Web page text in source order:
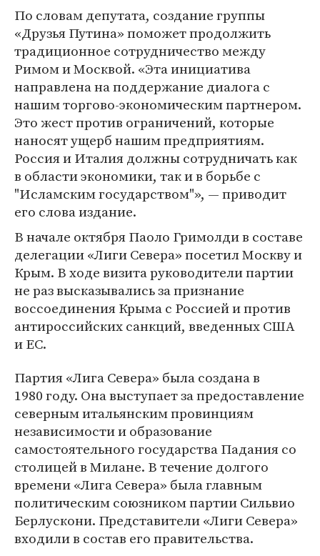
По словам депутата, создание группы
«Друзья Путина» поможет продолжить
традиционное сотрудничество между
Римом и Москвой. «Эта инициатива
направлена на поддержание диалога с
нашим торгово-экономическим партнером.
Это жест против ограничений, которые
наносят ущерб нашим предприятиям.
Россия и Италия должны сотрудничать как
в области экономики, так и в борьбе с
"Исламским государством"», — приводит
его слова издание.
В начале октября Паоло Гримолди в составе
делегации «Лиги Севера» посетил Москву и
Крым. В ходе визита руководители партии
не раз высказывались за признание
воссоединения Крыма с Россией и против
антироссийских санкций, введенных США
и ЕС.
Партия «Лига Севера» была создана в
1980 году. Она выступает за предоставление
северным итальянским провинциям
независимости и образование
самостоятельного государства Падания со
столицей в Милане. В течение долгого
времени «Лига Севера» была главным
политическим союзником партии Сильвио
Берлускони. Представители «Лиги Севера»
входили в состав его правительства.